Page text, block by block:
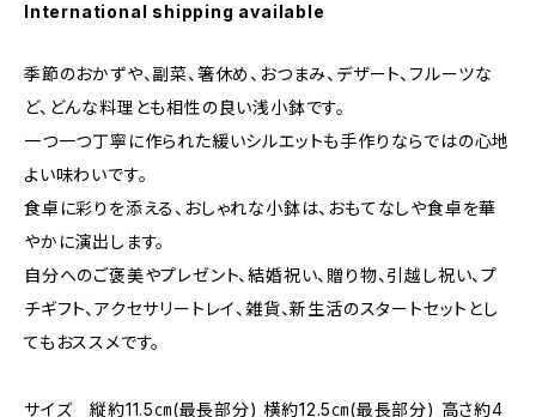
International shipping available
季節のおかずや、副菜、箸休め、おつまみ、デザート、フルーツな
ど、どんな料理とも相性の良い浅小鉢です。
一つ一つ丁寧に作られた緩いシルエットも手作りならではの心地
よい味わいです。
食卓に彩りを添える、おしゃれな小鉢は、おもてなしや食卓を華
やかに演出します。
自分へのご褒美やプレゼント、結婚祝い、贈り物、引越し祝い、プ
チギフト、アクセサリートレイ、雑貨、新生活のスタートセットとし
てもおススメです。
サイズ 縦約11.5㎝(最長部分) 横約12.5㎝(最長部分) 高さ約4